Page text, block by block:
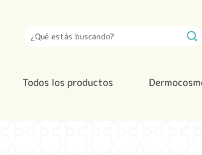
contenido
Buscar
por:
Todos los productos